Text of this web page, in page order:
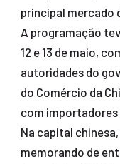
principal mercado
A programação
12 e 13 de maio,
autoridades do
do Comércio da
com
Na capital
memorando de